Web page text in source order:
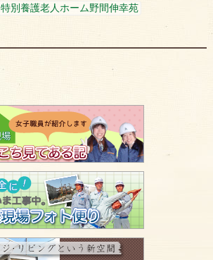
特別養護老人ホーム野間伸幸苑